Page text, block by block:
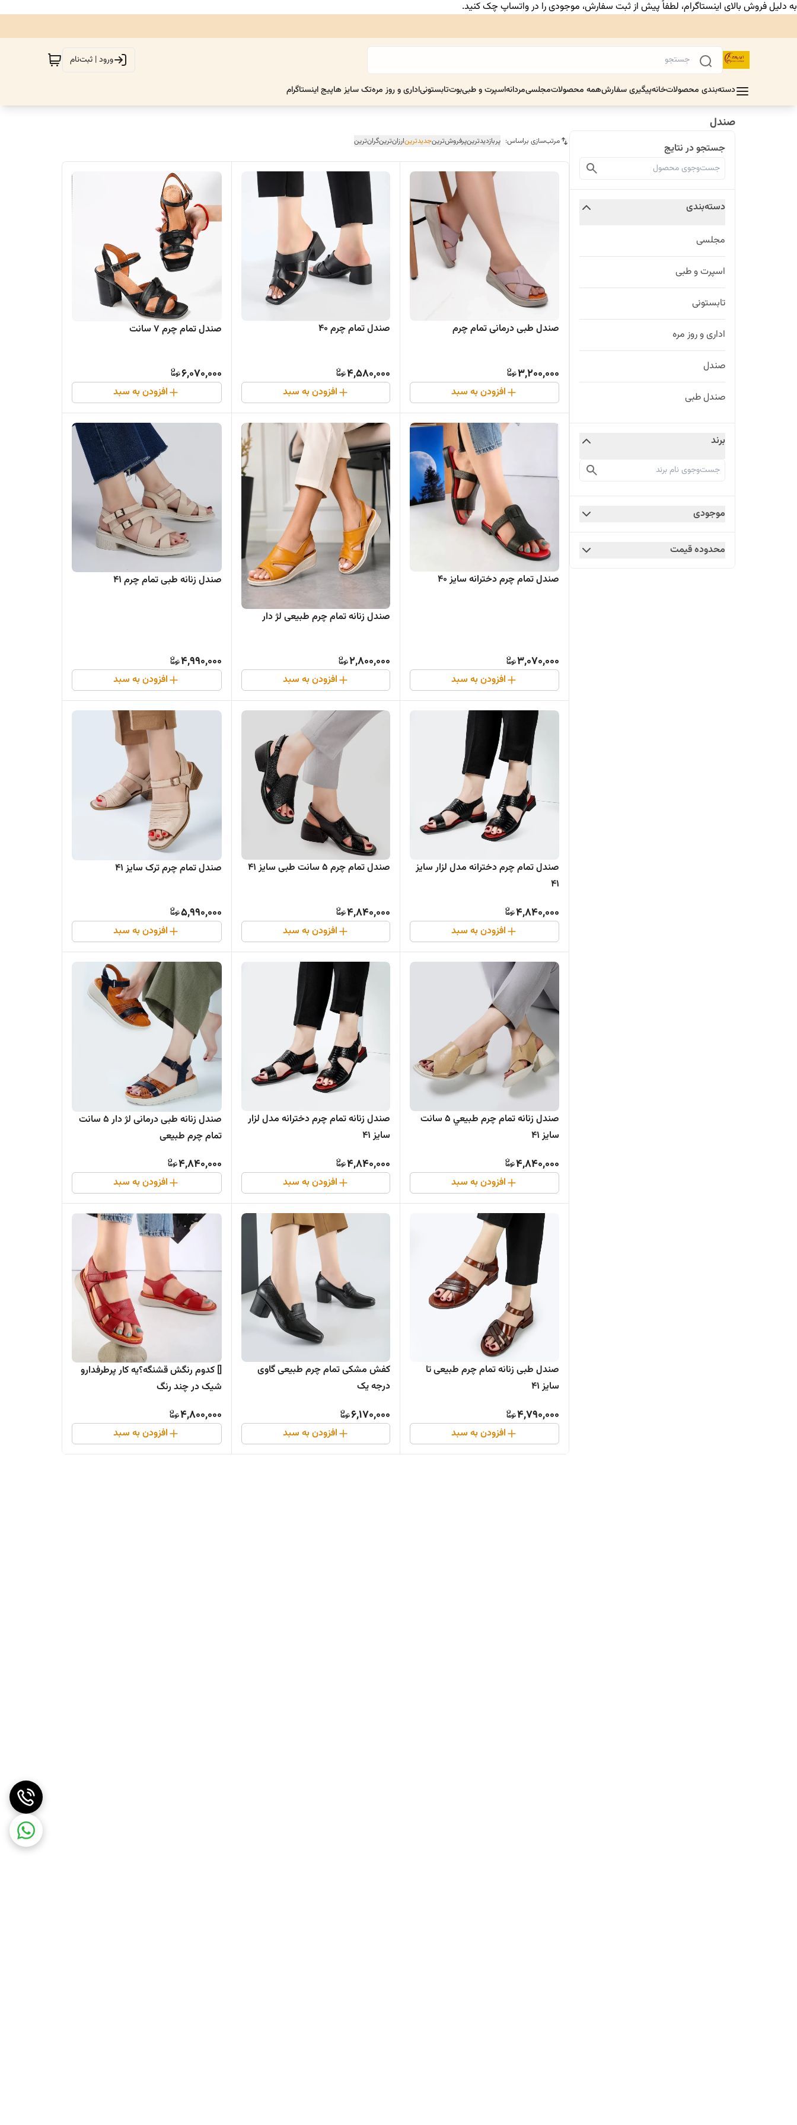
به دلیل فروش بالای اینستاگرام، لطفاً پیش از ثبت سفارش، موجودی را در واتساپ چک کنید.
ورود | ثبت‌نام
دسته‌بندی محصولاتخانهپیگیری سفارشهمه محصولاتمجلسیمردانهاسپرت و طبیبوتتابستونیاداری و روز مرهتک سایز هاپیج اینستاگرام
صندل
جستجو در نتایج
دسته‌بندی
مجلسی
اسپرت و طبی
تابستونی
اداری و روز مره
صندل
صندل طبی
برند
موجودی
محدوده قیمت
مرتب‌سازی براساس: پربازدیدترینپرفروش‌ترینجدیدترینارزان‌ترینگران‌ترین
صندل طبی درمانی تمام چرم
3,200,000
افزودن به سبد
صندل تمام چرم ۴۰
4,580,000
افزودن به سبد
صندل تمام چرم ۷ سانت
6,070,000
افزودن به سبد
صندل تمام چرم دخترانه سایز ۴۰
3,070,000
افزودن به سبد
صندل زنانه تمام چرم طبیعی لژ دار
2,800,000
افزودن به سبد
صندل زنانه طبی تمام چرم ۴۱
4,990,000
افزودن به سبد
صندل تمام چرم دخترانه مدل لزار سایز
۴۱
4,840,000
افزودن به سبد
صندل تمام چرم ۵ سانت طبی سایز ۴۱
4,840,000
افزودن به سبد
صندل تمام چرم ترک سایز ۴۱
5,990,000
افزودن به سبد
صندل زنانه تمام چرم طبيعي ۵ سانت
سایز ۴۱
4,840,000
افزودن به سبد
صندل زنانه تمام چرم دخترانه مدل لزار
سایز ۴۱
4,840,000
افزودن به سبد
صندل زنانه طبی درمانی لژ دار ۵ سانت
تمام چرم طبیعی
4,840,000
افزودن به سبد
صندل طبی زنانه تمام چرم طبیعی تا
سایز ۴۱
4,790,000
افزودن به سبد
کفش مشکی تمام چرم طبیعی گاوی
درجه یک
6,170,000
افزودن به سبد
[] کدوم رنگش قشنگه؟یه کار پرطرفدارو
شیک در چند رنگ
4,800,000
افزودن به سبد